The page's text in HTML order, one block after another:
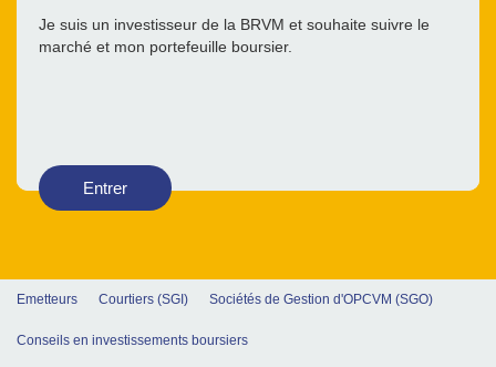
Je suis un investisseur de la BRVM et souhaite suivre le
marché et mon portefeuille boursier.
Entrer
Emetteurs Courtiers (SGI) Sociétés de Gestion d'OPCVM (SGO)
Conseils en investissements boursiers